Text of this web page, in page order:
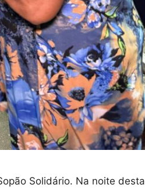
Solidário. Na noite desta